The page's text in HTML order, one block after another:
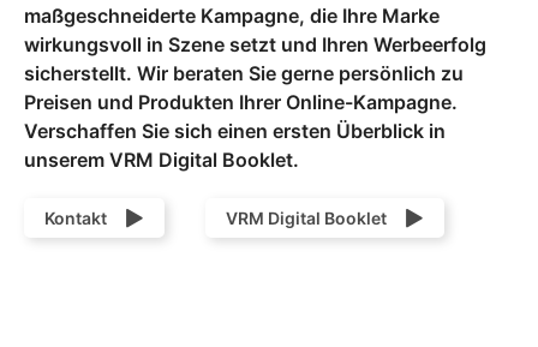
maßgeschneiderte Kampagne, die Ihre Marke
wirkungsvoll in Szene setzt und Ihren Werbeerfolg
sicherstellt. Wir beraten Sie gerne persönlich zu
Preisen und Produkten Ihrer Online-Kampagne.
Verschaffen Sie sich einen ersten Überblick in
unserem VRM Digital Booklet.
Kontakt VRM Digital Booklet